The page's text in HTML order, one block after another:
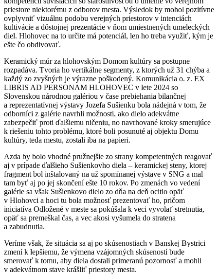
priestore niektorému z odborov mesta. Výsledok by mohol pozitívne
ovplyvniť vizuálnu podobu verejných priestorov v intenciách
kultivácie a dôstojnej prezentácie v ňom umiestnených umeleckých
diel. Hlohovec na to určite má potenciál, len ho treba využiť, kým je
ešte čo obdivovať.
Keramický múr za hlohovským Domom kultúry sa postupne
rozpadáva. Tvoria ho vertikálne segmenty, z ktorých už 31 chýba a
každý zo zvyšných je výrazne poškodený. Komunikácia o. z. EX
LIBRIS AD PERSONAM HLOHOVEC v lete 2024 so
Slovenskou národnou galériou v čase prebiehania bilančnej
a reprezentatívnej výstavy Jozefa Sušienku bola nádejná v tom, že
odborníci z galérie navrhli možnosti, ako dielo adekvátne
zabezpečiť proti ďalšiemu ničeniu, no navrhované kroky smerujúce
k riešeniu tohto problému, ktoré boli posunuté aj objektu Domu
kultúry, teda mestu, zostali iba na papieri.
Azda by bolo vhodné pružnejšie zo strany kompetentných reagovať
aj v prípade ďalšieho Sušienkovho diela – keramickej steny, ktorej
fragment bol inštalovaný na už spomínanej výstave v SNG a mal
tam byť aj po jej skončení ešte 10 rokov. Po zmenách vo vedení
galérie sa však Sušienkovo dielo zo dňa na deň ocitlo opäť
v Hlohovci a hoci tu bola možnosť prezentovať ho, pričom
iniciatíva Odložené v meste sa pokúšala k veci vyvolať stretnutia,
opäť sa premeškal čas, a vec akosi vyšumela do stratena
a zabudnutia.
Veríme však, že situácia sa aj po skúsenostiach v Banskej Bystrici
zmení k lepšiemu, že výmena vzájomných skúseností bude
smerovať k tomu, aby diela dostali primeranú pozornosť a mohli
v adekvátnom stave krášliť priestory mesta.